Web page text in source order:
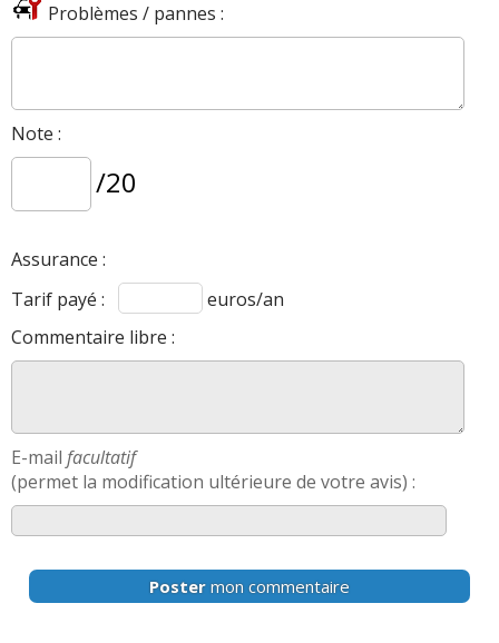
Problèmes / pannes :
Note :
/20
Assurance :
Tarif payé :
euros/an
Commentaire libre :
E-mail facultatif
(permet la modification ultérieure de votre avis) :
Poster mon commentaire